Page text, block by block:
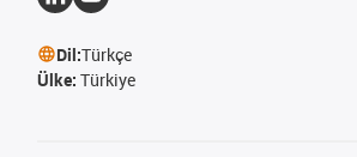
Dil:Türkçe
Ülke: Türkiye